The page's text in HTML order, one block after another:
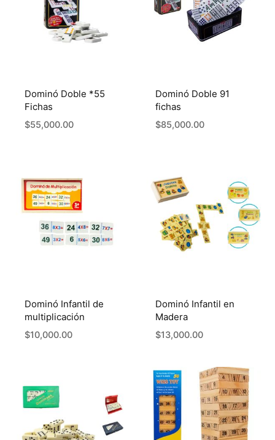
Dominó Doble *55
Fichas
$55,000.00
Dominó Doble 91
fichas
$85,000.00
Dominó Infantil de
multiplicación
$10,000.00
Dominó Infantil en
Madera
$13,000.00